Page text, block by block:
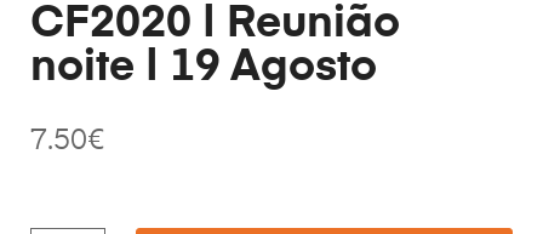
CF2020 | Reunião
noite | 19 Agosto
7.50€